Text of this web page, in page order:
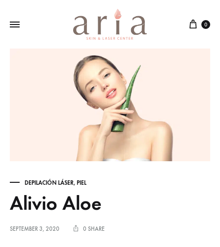
Cart
0
DEPILACIÓN LÁSER, PIEL
Alivio Aloe
SEPTEMBER 3, 2020 0 SHARE